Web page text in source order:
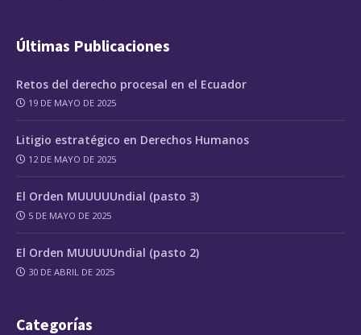
Últimas Publicaciones
Retos del derecho procesal en el Ecuador
19 DE MAYO DE 2025
Litigio estratégico en Derechos Humanos
12 DE MAYO DE 2025
El Orden MUUUUUndial (pasto 3)
5 DE MAYO DE 2025
El Orden MUUUUUndial (pasto 2)
30 DE ABRIL DE 2025
Categorías